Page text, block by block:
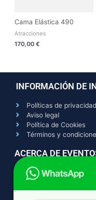
Cama Elástica 490
Atracciones
170,00 €
INFORMACIÓN DE
Políticas de privacidad
Aviso legal
Política de Cookies
Términos y
ACERCA DE
Contacto
Quienes somos
Trabaja con nosotros